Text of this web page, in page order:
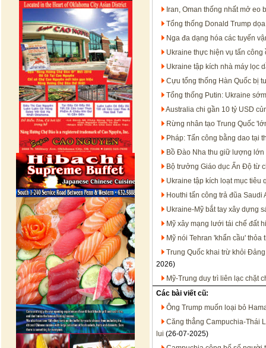
Iran, Oman thống nhất mở eo
Tổng thống Donald Trump
Nga đa dạng hóa các tuyến
Ukraine thực hiện vụ tấn công
Ukraine tập kích nhà máy lọc
Cựu tổng thống Hàn Quốc bị
Tổng thống Putin: Ukraine
Australia chi gần 10 tỷ USD
Rừng nhân tạo Trung Quốc
Pháp: Tấn công bằng dao tại
Bồ Đào Nha thu giữ lượng
Bộ trưởng Giáo dục Ấn Độ từ
Ukraine tập kích loạt mục tiêu
Houthi tấn công trả đũa
Ukraine-Mỹ bắt tay xây dựng
Mỹ xây mạng lưới tái chế đất
Mỹ nói Tehran 'khẩn cầu'
Trung Quốc khai trừ khỏi
2026)
Mỹ-Trung duy trì liên lạc chặt
Các bài viết cũ:
Ông Trump muốn loại bỏ
Căng thẳng Campuchia-Thái
lui (26-07-2025)